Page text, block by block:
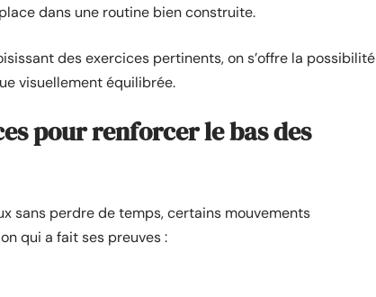
dans une routine bien construite.
des exercices pertinents, on s’offre la possibilité
visuellement équilibrée.
pour renforcer le bas des
sans perdre de temps, certains mouvements
qui a fait ses preuves :